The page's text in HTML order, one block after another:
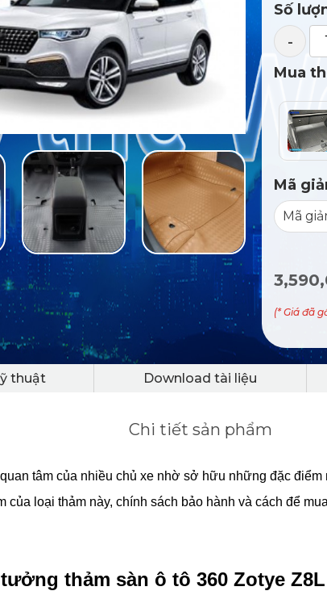
Số
-
Mua
Mã
(* Giá đã
thuật Download tài liệu
Chi tiết sản phẩm
tâm của nhiều chủ xe nhờ sở hữu những đặc
loại thảm này, chính sách bảo hành và cách để
thảm sàn ô tô 360 Zotye Z8L